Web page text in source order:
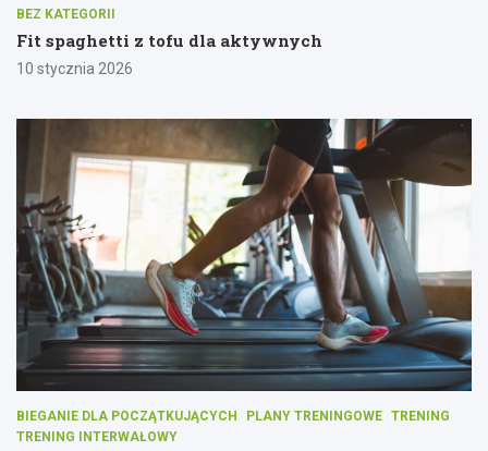
BEZ KATEGORII
Fit spaghetti z tofu dla aktywnych
10 stycznia 2026
BIEGANIE DLA POCZĄTKUJĄCYCH PLANY TRENINGOWE TRENING
TRENING INTERWAŁOWY